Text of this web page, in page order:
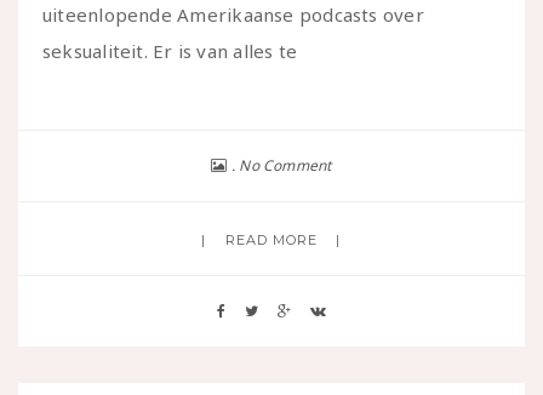
uiteenlopende Amerikaanse podcasts over
seksualiteit. Er is van alles te
No Comment
READ MORE